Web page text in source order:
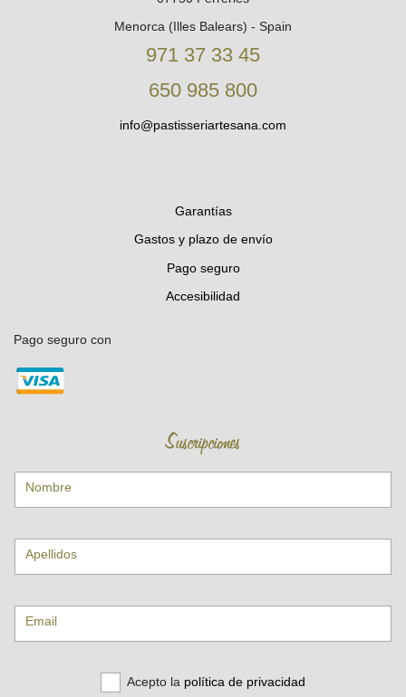
Menorca (Illes Balears) - Spain
971 37 33 45
650 985 800
info@pastisseriartesana.com
Garantías
Gastos y plazo de envío
Pago seguro
Accesibilidad
Pago seguro con
Suscripciones
Nombre
Apellidos
Email
Acepto la política de privacidad